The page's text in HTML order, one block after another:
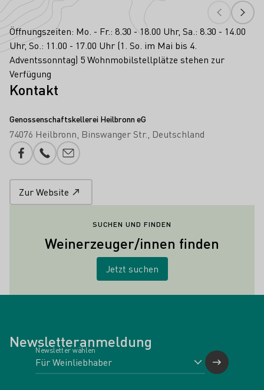
Öffnungszeiten: Mo. - Fr.: 8.30 - 18.00 Uhr, Sa.: 8.30 - 14.00
Uhr, So.: 11.00 - 17.00 Uhr (1. So. im Mai bis 4.
Adventssonntag) 5 Wohnmobilstellplätze stehen zur
Verfügung
Kontakt
Genossenschaftskellerei Heilbronn eG
74076 Heilbronn Binswanger Str. Deutschland
FacebookTelefonnummer
E-Mail-Adresse
Zur Website
SUCHEN UND FINDEN
Weinerzeuger/innen finden
Jetzt suchen
Newsletteranmeldung
Newsletter wählen